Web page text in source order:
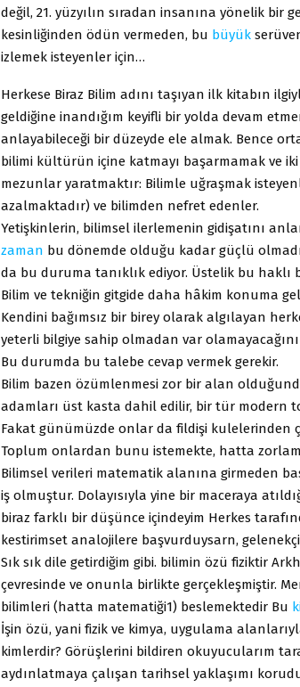
değil, 21. yüzyılın sıradan insanına yönelik
kesinliğinden ödün vermeden, bu büyük
izlemek isteyenler için…
Herkese Biraz Bilim adını taşıyan ilk kitabın
geldiğine inandığım keyifli bir yolda devam
anlayabileceği bir düzeyde ele almak. Bence
bilimi kültürün içine katmayı başarmamak ve iki
mezunlar yaratmaktır: Bilimle uğraşmak
azalmaktadır) ve bilimden nefret edenler.
Yetişkinlerin, bilimsel ilerlemenin gidişatını
zaman bu dönemde olduğu kadar güçlü
da bu duruma tanıklık ediyor. Üstelik bu haklı
Bilim ve tekniğin gitgide daha hâkim konuma
Kendini bağımsız bir birey olarak algılayan
yeterli bilgiye sahip olmadan var
Bu durumda bu talebe cevap vermek gerekir.
Bilim bazen özümlenmesi zor bir alan
adamları üst kasta dahil edilir, bir tür modern
Fakat günümüzde onlar da fildişi kulelerinden
Toplum onlardan bunu istemekte, hatta
Bilimsel verileri matematik alanına girmeden
iş olmuştur. Dolayısıyla yine bir maceraya
biraz farklı bir düşünce içindeyim Herkes
kestirimset analojilere başvurduysarn,
Sık sık dile getirdiğim gibi. bilimin özü fiziktir
çevresinde ve onunla birlikte gerçekleşmiştir.
bilimleri (hatta matematiği1) beslemektedir Bu
İşin özü, yani fizik ve kimya, uygulama
kimlerdir? Görüşlerini bildiren okuyucularım
aydınlatmaya çalışan tarihsel yaklaşımı